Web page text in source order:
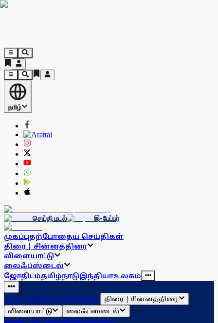
தமிழ்
செய்தி மடல் இ-பேப்பர்
முகப்புதற்போதைய செய்திகள்
திரை | சின்னத்திரை
விளையாட்டு
லைஃப்ஸ்டைல்
ஜோதிடம்தமிழ்நாடுஇந்தியாஉலகம்
முகப்புதற்போதைய செய்திகள் திரை | சின்னத்திரை
விளையாட்டு
லைஃப்ஸ்டைல்